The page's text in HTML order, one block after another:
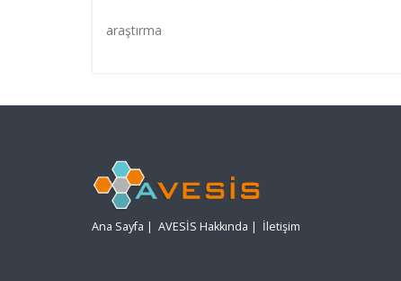
araştırma
Ana Sayfa | AVESİS Hakkında | İletişim